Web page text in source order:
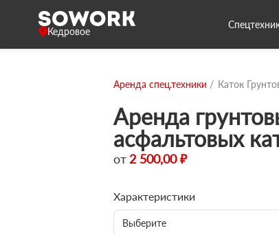
Кедровое
Аренда спец.техники Каток
Аренда
асфальтовых
от 2 500,00 ₽
Характеристики
Выберите